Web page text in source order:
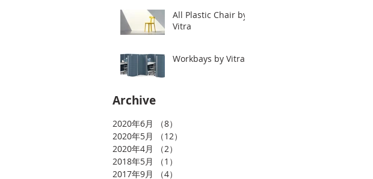
All Plastic Chair by
Vitra
Workbays by Vitra.
Archive
2020年6月 （8）
2020年5月
（12）
2020年4月
（2）
2018年5月
（1）
2017年9月
（4）